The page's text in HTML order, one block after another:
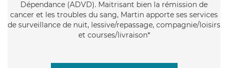
Dépendance (ADVD). Maitrisant bien la rémission de
cancer et les troubles du sang, Martin apporte ses services
de surveillance de nuit, lessive/repassage, compagnie/loisirs
et courses/livraison*